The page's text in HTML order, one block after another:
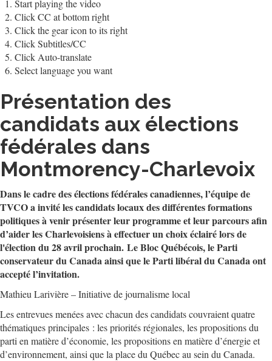
Start playing the video
Click CC at bottom right
Click the gear icon to its right
Click Subtitles/CC
Click Auto-translate
Select language you want
Présentation des
candidats aux élections
fédérales dans
Montmorency-Charlevoix
Dans le cadre des élections fédérales canadiennes, l’équipe de
TVCO a invité les candidats locaux des différentes formations
politiques à venir présenter leur programme et leur parcours afin
d’aider les Charlevoisiens à effectuer un choix éclairé lors de
l'élection du 28 avril prochain. Le Bloc Québécois, le Parti
conservateur du Canada ainsi que le Parti libéral du Canada ont
accepté l’invitation.
Mathieu Larivière – Initiative de journalisme local
Les entrevues menées avec chacun des candidats couvraient quatre
thématiques principales : les priorités régionales, les propositions du
parti en matière d’économie, les propositions en matière d’énergie et
d’environnement, ainsi que la place du Québec au sein du Canada.